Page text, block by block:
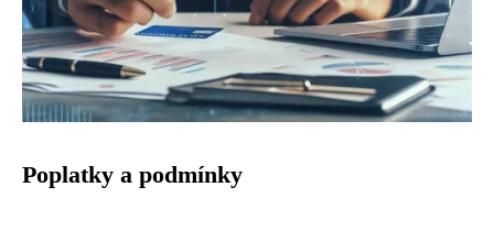
Poplatky a podmínky